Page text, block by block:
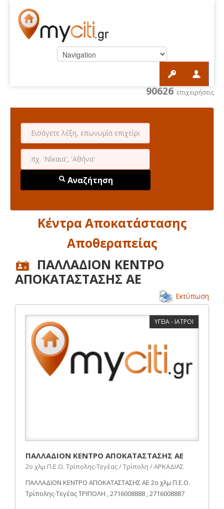
90626 επιχειρήσεις
Αναζήτηση
Κέντρα Αποκατάστασης
Αποθεραπείας
ΠΑΛΛΑΔΙΟΝ ΚΕΝΤΡΟ
ΑΠΟΚΑΤΑΣΤΑΣΗΣ ΑΕ
Εκτύπωση
ΥΓΕΙΑ - ΙΑΤΡΟΙ
ΠΑΛΛΑΔΙΟΝ ΚΕΝΤΡΟ ΑΠΟΚΑΤΑΣΤΑΣΗΣ ΑΕ
2ο χλμ Π.Ε.Ο. Τρίπολης-Τεγέας / Τρίπολη / ΑΡΚΑΔΙΑΣ
ΠΑΛΛΑΔΙΟΝ ΚΕΝΤΡΟ ΑΠΟΚΑΤΑΣΤΑΣΗΣ ΑΕ 2ο χλμ Π.Ε.Ο.
Τρίπολης-Τεγέας ΤΡΙΠΟΛΗ , 2716008888 , 2716008887